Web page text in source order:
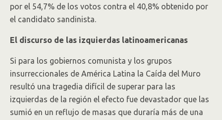
por el 54,7% de los votos contra el 40,8% obtenido por
el candidato sandinista.
El discurso de las izquierdas latinoamericanas
Si para los gobiernos comunista y los grupos
insurreccionales de América Latina la Caída del Muro
resultó una tragedia difícil de superar para las
izquierdas de la región el efecto fue devastador que las
sumió en un reflujo de masas que duraría más de una